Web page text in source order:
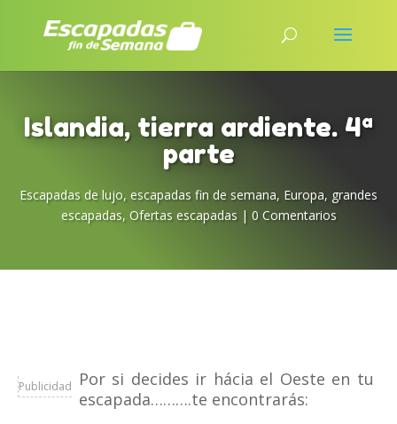
Islandia, tierra ardiente. 4ª
parte
Escapadas de lujo, escapadas fin de semana, Europa, grandes
escapadas, Ofertas escapadas | 0 Comentarios
Publicidad
Por si decides ir hácia el Oeste en tu
escapada……….te encontrarás: